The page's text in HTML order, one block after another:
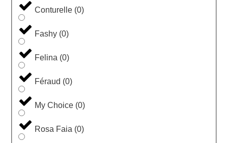
Conturelle (0)
Fashy (0)
Felina (0)
Féraud (0)
My Choice (0)
Rosa Faia (0)